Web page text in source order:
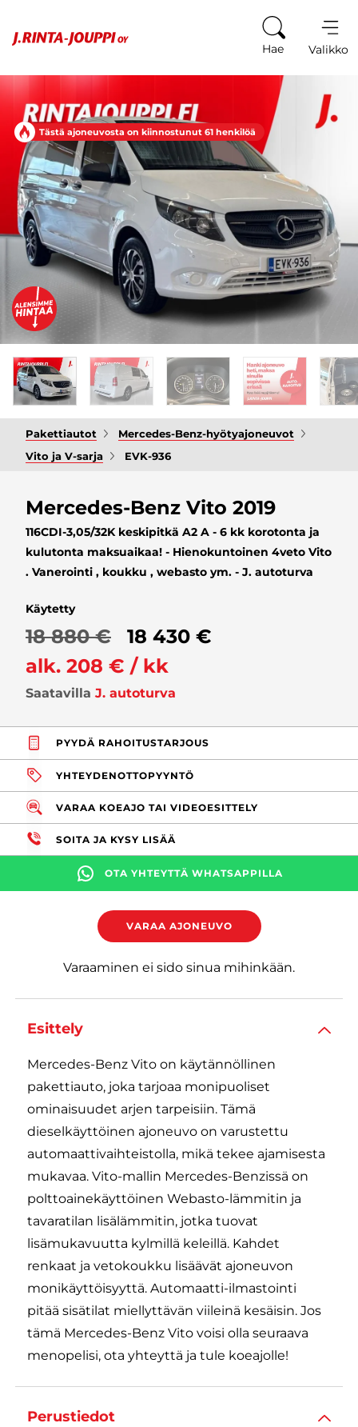
Hae Valikko
Tästä ajoneuvosta on kiinnostunut 61 henkilöä
Pakettiautot
Mercedes-Benz-hyötyajoneuvot
Vito ja V-sarja
EVK-936
Mercedes-Benz Vito 2019
116CDI-3,05/32K keskipitkä A2 A - 6 kk korotonta ja
kulutonta maksuaikaa! - Hienokuntoinen 4veto Vito
. Vanerointi , koukku , webasto ym. - J. autoturva
Käytetty
18 880 €
18 430 €
alk. 208 € / kk
Saatavilla J. autoturva
PYYDÄ RAHOITUSTARJOUS
YHTEYDENOTTOPYYNTÖ
VARAA KOEAJO TAI VIDEOESITTELY
SOITA JA KYSY LISÄÄ
OTA YHTEYTTÄ WHATSAPPILLA
VARAA AJONEUVO
Varaaminen ei sido sinua mihinkään.
Esittely
Mercedes-Benz Vito on käytännöllinen
pakettiauto, joka tarjoaa monipuoliset
ominaisuudet arjen tarpeisiin. Tämä
dieselkäyttöinen ajoneuvo on varustettu
automaattivaihteistolla, mikä tekee ajamisesta
mukavaa. Vito-mallin Mercedes-Benzissä on
polttoainekäyttöinen Webasto-lämmitin ja
tavaratilan lisälämmitin, jotka tuovat
lisämukavuutta kylmillä keleillä. Kahdet
renkaat ja vetokoukku lisäävät ajoneuvon
monikäyttöisyyttä. Automaatti-ilmastointi
pitää sisätilat miellyttävän viileinä kesäisin. Jos
tämä Mercedes-Benz Vito voisi olla seuraava
menopelisi, ota yhteyttä ja tule koeajolle!
Perustiedot